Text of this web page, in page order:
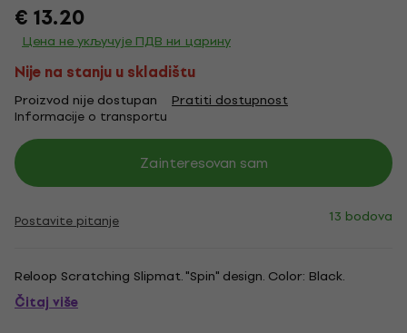
€ 13.20
Цена не укључује ПДВ ни царину
Nije na stanju u skladištu
Proizvod nije dostupan Pratiti dostupnost
Informacije o transportu
Zainteresovan sam
Postavite pitanje 13 bodova
Reloop Scratching Slipmat. "Spin" design. Color: Black.
Čitaj više